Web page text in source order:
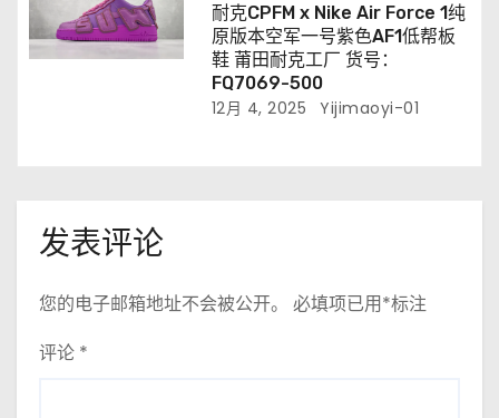
耐克CPFM x Nike Air Force 1纯
原版本空军一号紫色AF1低帮板
鞋 莆田耐克工厂 货号：
FQ7069-500
12月 4, 2025 Yijimaoyi-01
发表评论
您的电子邮箱地址不会被公开。 必填项已用*标注
评论 *